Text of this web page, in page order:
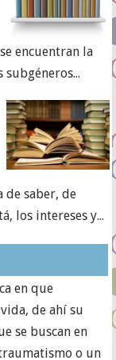
encuentran la
de saber, de
los intereses y...
en que
de ahí su
se buscan en
o un